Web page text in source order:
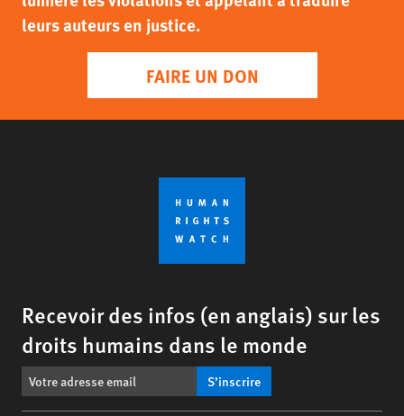
leurs auteurs en justice.
FAIRE UN DON
Recevoir des infos (en anglais) sur les
droits humains dans le monde
S’inscrire